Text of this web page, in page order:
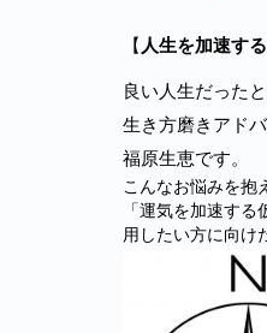
【 人生を加速す
良い人生だった
生き方磨きアド
福原生恵です。
こんなお悩みを抱
「運気を加速す
用したい方に向け